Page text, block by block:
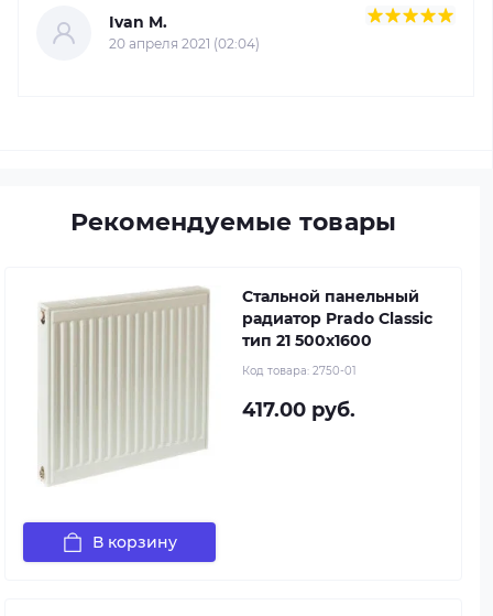
Ivan M.
20 апреля 2021 (02:04)
Рекомендуемые товары
Стальной панельный
радиатор Prado Classic
тип 21 500x1600
Код товара: 2750-01
417.00 руб.
В корзину